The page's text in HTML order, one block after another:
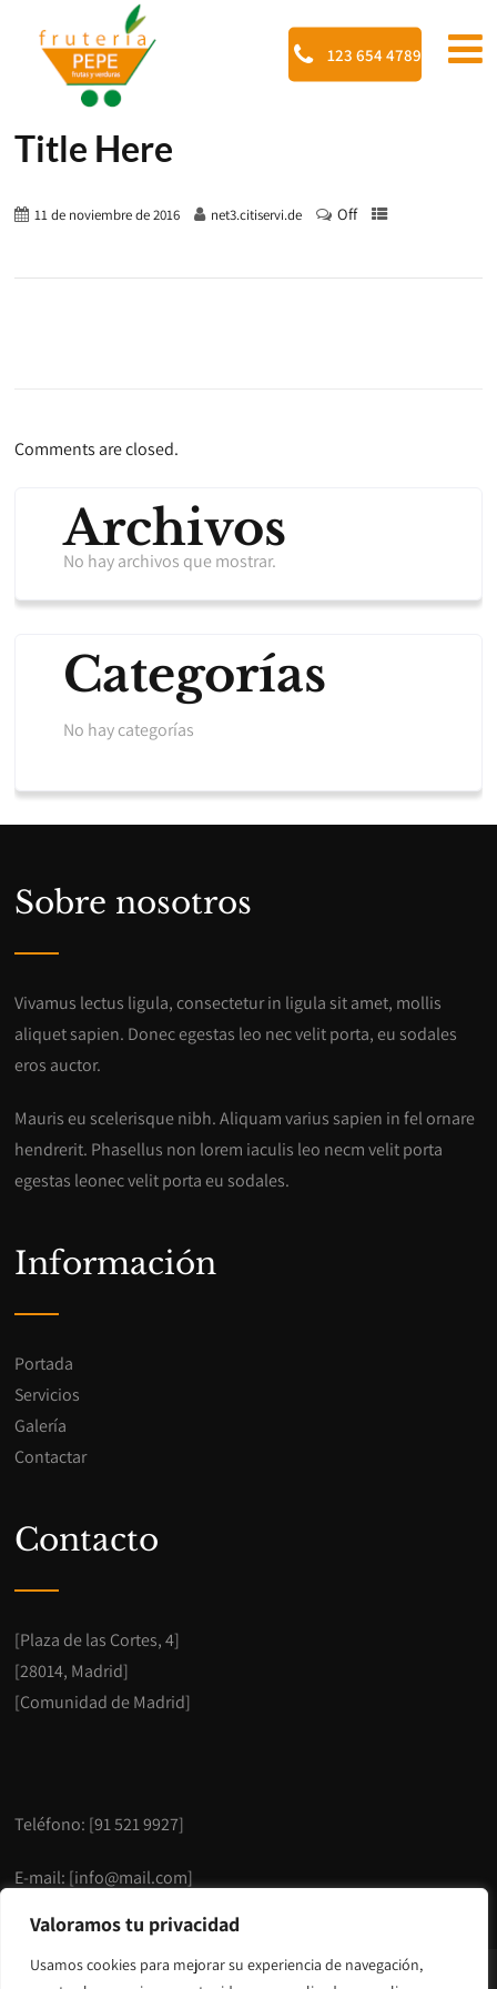
Valoramos tu privacidad
Usamos cookies para mejorar su experiencia de navegación,
123 654 4789
Title Here
11 de noviembre de 2016 net3.citiservi.de Off
Comments are closed.
Archivos
No hay archivos que mostrar.
Categorías
No hay categorías
Sobre nosotros
Vivamus lectus ligula, consectetur in ligula sit amet, mollis
aliquet sapien. Donec egestas leo nec velit porta, eu sodales
eros auctor.
Mauris eu scelerisque nibh. Aliquam varius sapien in fel ornare
hendrerit. Phasellus non lorem iaculis leo necm velit porta
egestas leonec velit porta eu sodales.
Información
Portada
Servicios
Galería
Contactar
Contacto
[Plaza de las Cortes, 4]
[28014, Madrid]
[Comunidad de Madrid]
Teléfono: [91 521 9927]
E-mail: [info@mail.com]